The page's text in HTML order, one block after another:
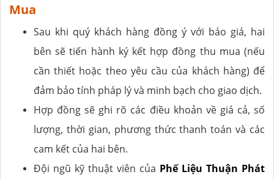
Mua
Sau khi quý khách hàng đồng ý với báo giá, hai
bên sẽ tiến hành ký kết hợp đồng thu mua (nếu
cần thiết hoặc theo yêu cầu của khách hàng) để
đảm bảo tính pháp lý và minh bạch cho giao dịch.
Hợp đồng sẽ ghi rõ các điều khoản về giá cả, số
lượng, thời gian, phương thức thanh toán và các
cam kết của hai bên.
Đội ngũ kỹ thuật viên của Phế Liệu Thuận Phát